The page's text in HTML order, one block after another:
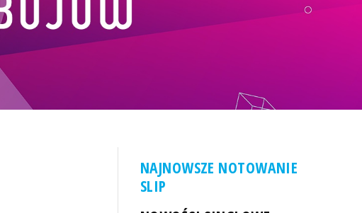
NAJNOWSZE NOTOWANIE
SLIP